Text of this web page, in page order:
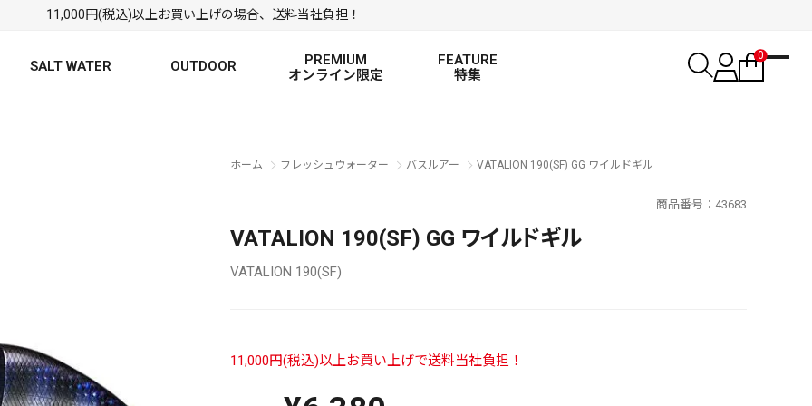
11,000円(税込)以上お買い上げの場合、送料当社負担！
TROUT ROD TROUT LURE
SALT WATER
SALTWATER LURE
OUTDOOR
PREMIUM
オンライン限定
FEATURE
特集
0
絞り込み検索
ホーム フレッシュウォーター バスルアー VATALION 190(SF) GG ワイルドギル
商品番号 43683
VATALION 190(SF) GG ワイルドギル
VATALION 190(SF)
11,000円(税込)以上お買い上げで送料当社負担！